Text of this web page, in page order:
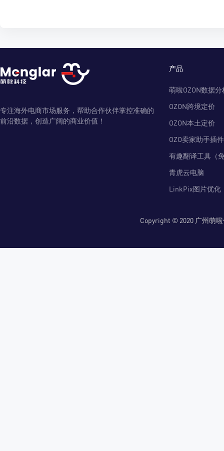
专注海外电商市场服务，帮助合作伙伴掌控准确的
前沿数据，创造广阔的商业价值！
产品
萌啦OZON数据分
OZON跨境定价
OZON本土定价
OZO卖家助手插件
有趣翻译工具（
青虎云电脑
LinkPix图片优化
Copyright © 2020 广州萌